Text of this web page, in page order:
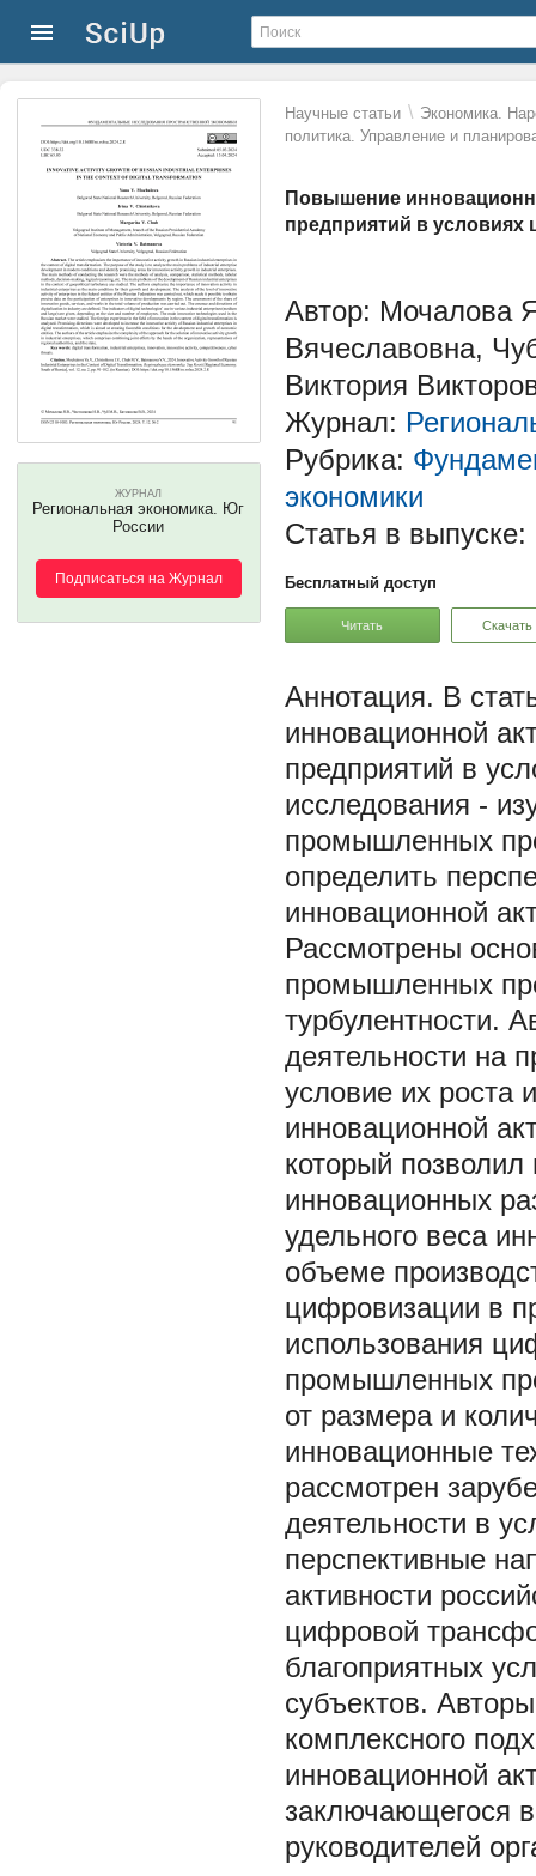
Научные статьи \ Экономика.
политика. Управление и
Повышение
предприятий в
ЖУРНАЛ
Региональная экономика. Юг
России
Подписаться на Журнал
Автор: Мочалова
Вячеславовна,
Виктория
Журнал:
Рубрика:
экономики
Статья в выпуске:
Бесплатный доступ
Читать Скачать
В
инновационной
предприятий в
исследования -
промышленных
определить
инновационной
Рассмотрены
промышленных
турбулентности.
деятельности на
условие их роста
инновационной
который позволил
инновационных
удельного веса
объеме
цифровизации в
использования
промышленных
от размера и
инновационные
рассмотрен
деятельности в
перспективные
активности
цифровой
благоприятных
субъектов.
комплексного
инновационной
заключающегося
руководителей